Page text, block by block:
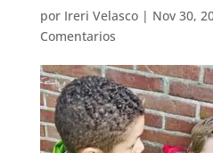
por Ireri Velasco| Nov 30,
Comentarios